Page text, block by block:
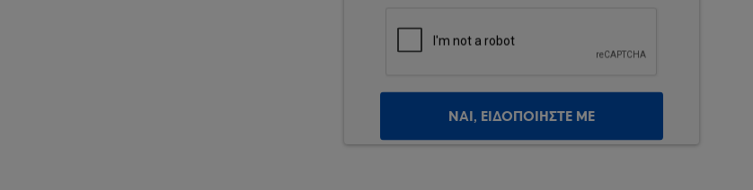
ΝΑΙ, ΕΙΔΟΠΟΙΗΣΤΕ ΜΕ